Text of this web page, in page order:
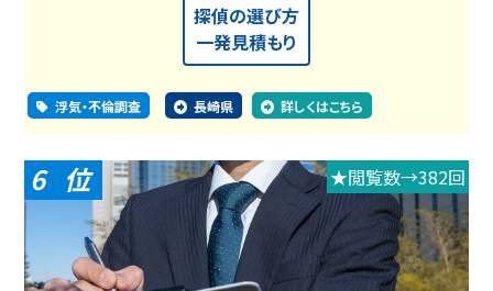
探偵の選び方
一発見積もり
浮気・不倫調査 長崎県 詳しくはこちら
6 ★閲覧数→382回